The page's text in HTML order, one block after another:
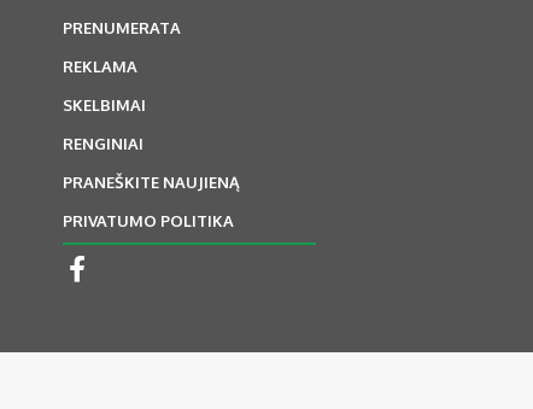
PRENUMERATA
REKLAMA
SKELBIMAI
RENGINIAI
PRANEŠKITE NAUJIENĄ
PRIVATUMO POLITIKA